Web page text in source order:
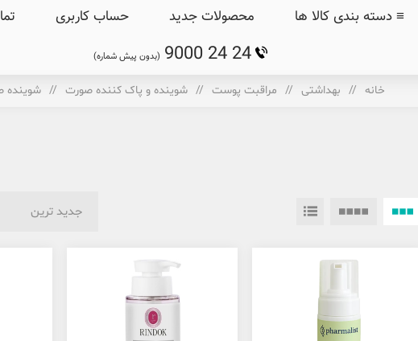
≡ دسته بندی کالا ها محصولات جدید حساب کاربری
9000 24 24 (بدون پیش شماره)
خانه / بهداشتی / مراقبت پوست / شوینده و پاک کننده صورت / شوینده